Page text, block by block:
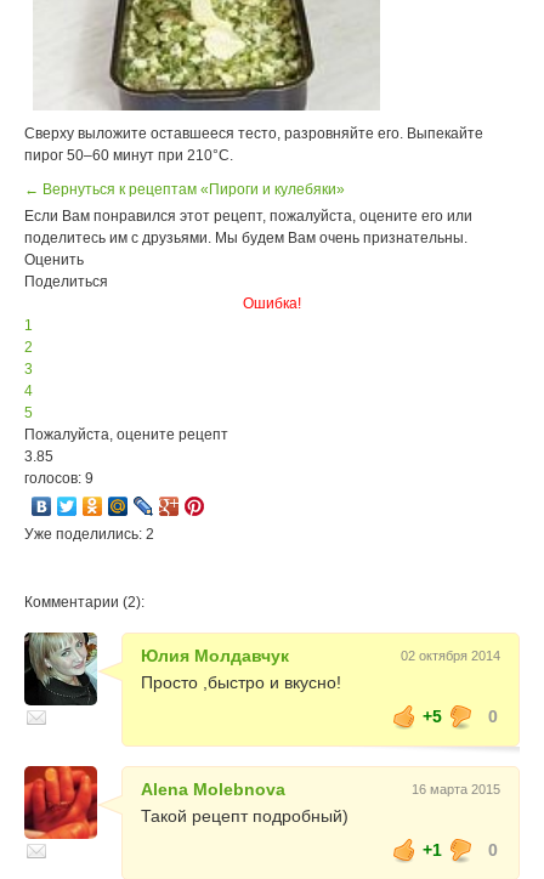
Сверху выложите оставшееся тесто, разровняйте его. Выпекайте
пирог 50–60 минут при 210°С.
← Вернуться к рецептам «Пироги и кулебяки»
Если Вам понравился этот рецепт, пожалуйста, оцените его или
поделитесь им с друзьями. Мы будем Вам очень признательны.
Оценить
Поделиться
Ошибка!
1
2
3
4
5
Пожалуйста, оцените рецепт
3.85
голосов: 9
Уже поделились: 2
Комментарии (2):
Юлия Молдавчук 02 октября 2014
Просто ,быстро и вкусно!
+5
0
Alena Molebnova 16 марта 2015
Такой рецепт подробный)
+1
0